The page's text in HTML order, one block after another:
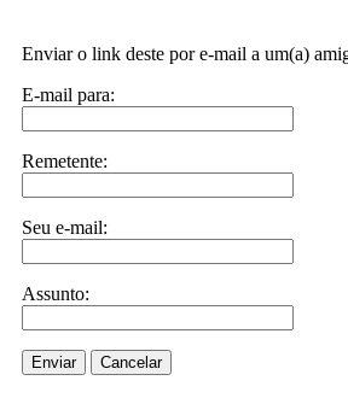
Enviar o link deste por e-mail a um(a)
E-mail para:
Remetente:
Seu e-mail:
Assunto:
Enviar Cancelar